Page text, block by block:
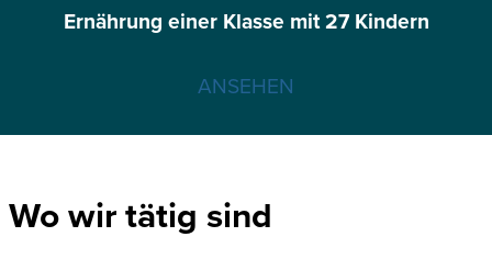
Ernährung einer Klasse mit 27 Kindern
ANSEHEN
Wo wir tätig sind